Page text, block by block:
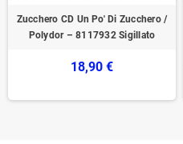
Zucchero CD Un Po' Di Zucchero /
Polydor – 8117932 Sigillato
18,90 €